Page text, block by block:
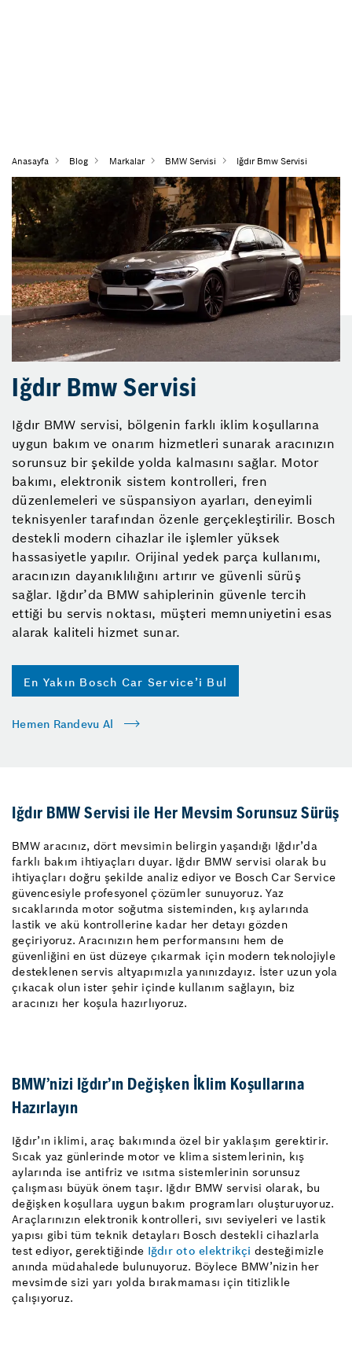
Anasayfa Blog Markalar BMW Servisi Iğdır Bmw Servisi
Iğdır Bmw Servisi
Iğdır BMW servisi, bölgenin farklı iklim koşullarına
uygun bakım ve onarım hizmetleri sunarak aracınızın
sorunsuz bir şekilde yolda kalmasını sağlar. Motor
bakımı, elektronik sistem kontrolleri, fren
düzenlemeleri ve süspansiyon ayarları, deneyimli
teknisyenler tarafından özenle gerçekleştirilir. Bosch
destekli modern cihazlar ile işlemler yüksek
hassasiyetle yapılır. Orijinal yedek parça kullanımı,
aracınızın dayanıklılığını artırır ve güvenli sürüş
sağlar. Iğdır’da BMW sahiplerinin güvenle tercih
ettiği bu servis noktası, müşteri memnuniyetini esas
alarak kaliteli hizmet sunar.
En Yakın Bosch Car Service’i Bul
Hemen Randevu Al
Iğdır BMW Servisi ile Her Mevsim Sorunsuz Sürüş
BMW aracınız, dört mevsimin belirgin yaşandığı Iğdır’da
farklı bakım ihtiyaçları duyar. Iğdır BMW servisi olarak bu
ihtiyaçları doğru şekilde analiz ediyor ve Bosch Car Service
güvencesiyle profesyonel çözümler sunuyoruz. Yaz
sıcaklarında motor soğutma sisteminden, kış aylarında
lastik ve akü kontrollerine kadar her detayı gözden
geçiriyoruz. Aracınızın hem performansını hem de
güvenliğini en üst düzeye çıkarmak için modern teknolojiyle
desteklenen servis altyapımızla yanınızdayız. İster uzun yola
çıkacak olun ister şehir içinde kullanım sağlayın, biz
aracınızı her koşula hazırlıyoruz.
BMW’nizi Iğdır’ın Değişken İklim Koşullarına
Hazırlayın
Iğdır’ın iklimi, araç bakımında özel bir yaklaşım gerektirir.
Sıcak yaz günlerinde motor ve klima sistemlerinin, kış
aylarında ise antifriz ve ısıtma sistemlerinin sorunsuz
çalışması büyük önem taşır. Iğdır BMW servisi olarak, bu
değişken koşullara uygun bakım programları oluşturuyoruz.
Araçlarınızın elektronik kontrolleri, sıvı seviyeleri ve lastik
yapısı gibi tüm teknik detayları Bosch destekli cihazlarla
test ediyor, gerektiğinde Iğdır oto elektrikçi desteğimizle
anında müdahalede bulunuyoruz. Böylece BMW’nizin her
mevsimde sizi yarı yolda bırakmaması için titizlikle
çalışıyoruz.